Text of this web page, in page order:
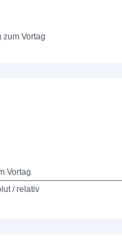
zum Vortag
Vortag
/ relativ